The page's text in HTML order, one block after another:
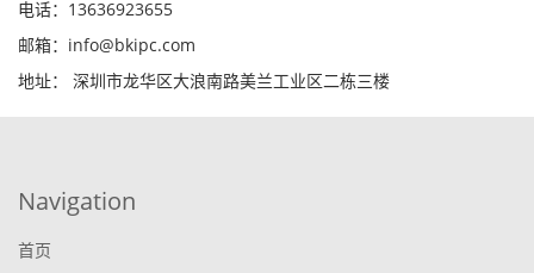
电话：13636923655
邮箱：info@bkipc.com
地址： 深圳市龙华区大浪南路美兰工业区二栋三楼
Navigation
首页